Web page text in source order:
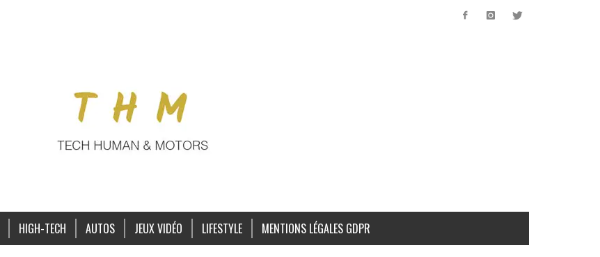
HIGH-TECH AUTOS JEUX VIDÉO LIFESTYLE MENTIONS LÉGALES GDPR